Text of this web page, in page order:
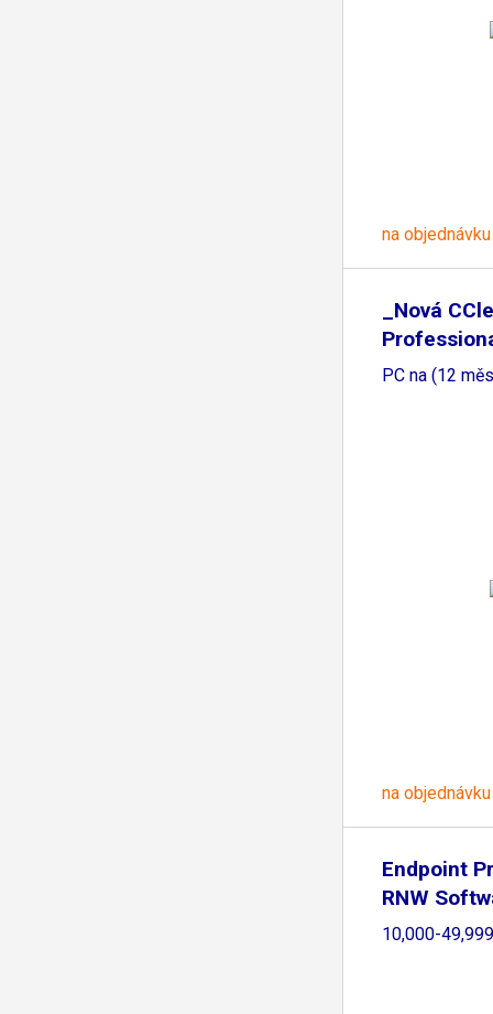
na objednávku
_Nová
PC na (12
na objednávku
Endpoint
RNW
10,000-